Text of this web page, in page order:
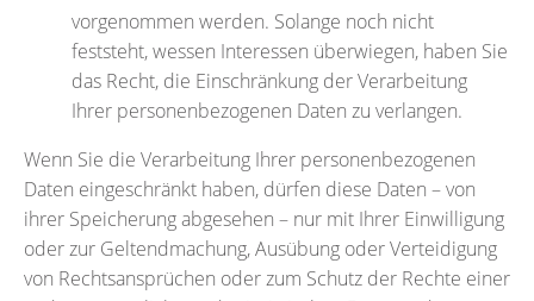
vorgenommen werden. Solange noch nicht
feststeht, wessen Interessen überwiegen, haben Sie
das Recht, die Einschränkung der Verarbeitung
Ihrer personenbezogenen Daten zu verlangen.
Wenn Sie die Verarbeitung Ihrer personenbezogenen
Daten eingeschränkt haben, dürfen diese Daten – von
ihrer Speicherung abgesehen – nur mit Ihrer Einwilligung
oder zur Geltendmachung, Ausübung oder Verteidigung
von Rechtsansprüchen oder zum Schutz der Rechte einer